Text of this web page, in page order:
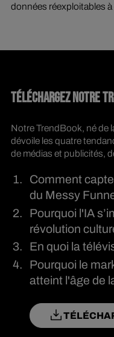
données réexploitables
TÉLÉCHARGEZ NOTRE
Notre TrendBook, né de
dévoile les quatre
de médias et publicités,
Comment
du Messy
Pourquoi l'IA
révolution
En quoi la
Pourquoi le
atteint l'âge de